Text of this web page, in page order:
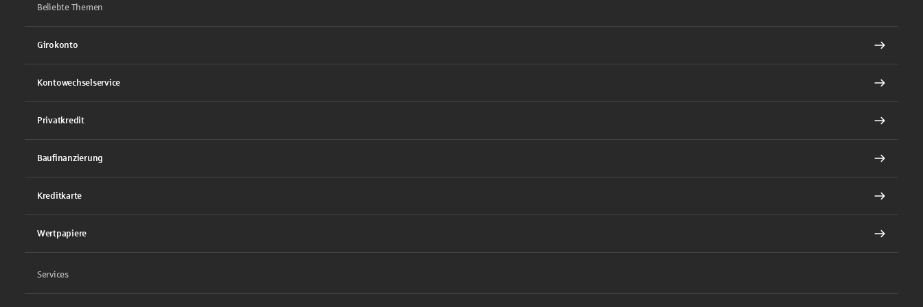
Beliebte Themen
Girokonto
Kontowechselservice
Privatkredit
Baufinanzierung
Kreditkarte
Wertpapiere
Services